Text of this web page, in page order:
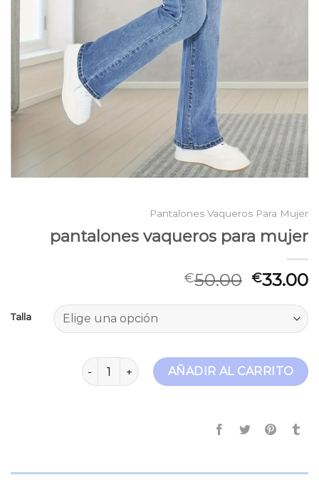
Pantalones Vaqueros Para Mujer
pantalones vaqueros para mujer
€50.00 €33.00
Talla
pantalones vaqueros para mujer cantidad
AÑADIR AL CARRITO